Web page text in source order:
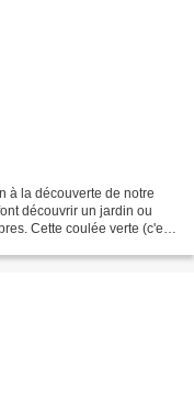
à la découverte de notre
découvrir un jardin ou
Cette coulée verte (c'est